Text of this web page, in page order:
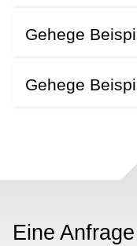
Gehege
Gehege
Eine